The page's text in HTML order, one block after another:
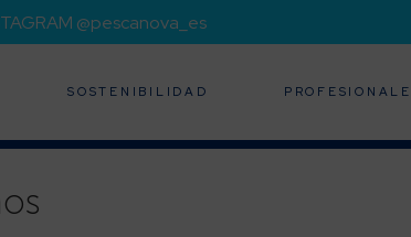
@pescanova_es
SOSTENIBILIDAD